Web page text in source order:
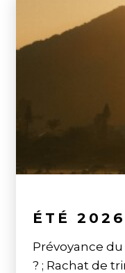
ÉTÉ 2026
Prévoyance
? ; Rachat de